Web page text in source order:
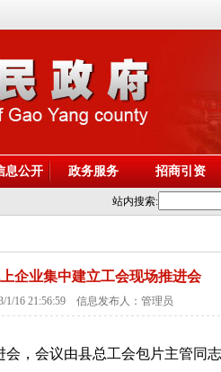
息公开 政务服务 招商引资
站内搜索:
企业集中建立工会现场推进会
1/16 21:56:59 信息发布人：管理员
，会议由县总工会包片主管同